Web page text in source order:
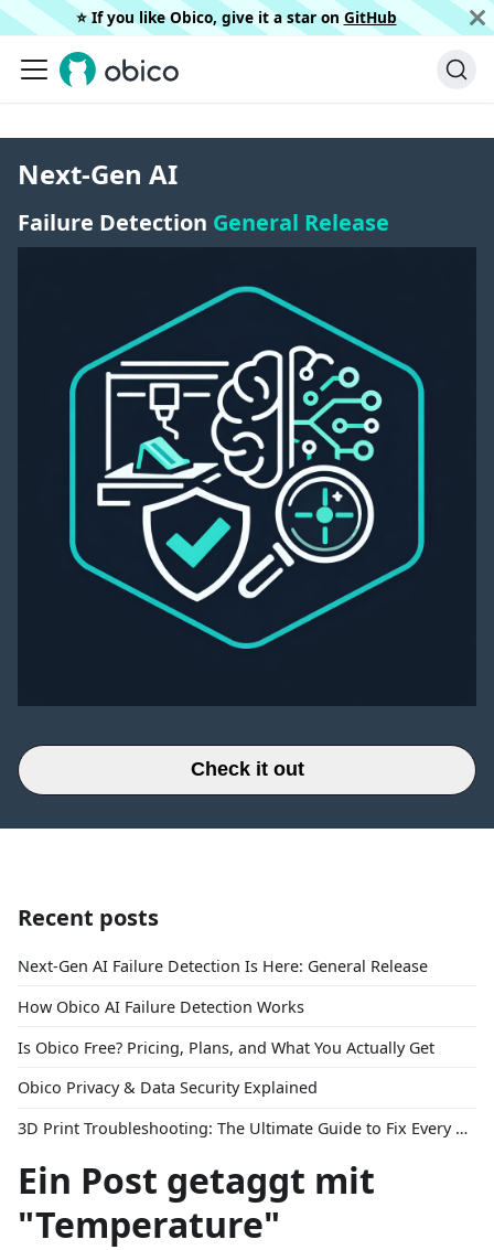
⭐️ If you like Obico, give it a star on GitHub
Next-Gen AI
Failure Detection General Release
Check it out
Recent posts
Next-Gen AI Failure Detection Is Here: General Release
How Obico AI Failure Detection Works
Is Obico Free? Pricing, Plans, and What You Actually Get
Obico Privacy & Data Security Explained
3D Print Troubleshooting: The Ultimate Guide to Fix Every Common Problem [2026]
Ein Post getaggt mit
"Temperature"